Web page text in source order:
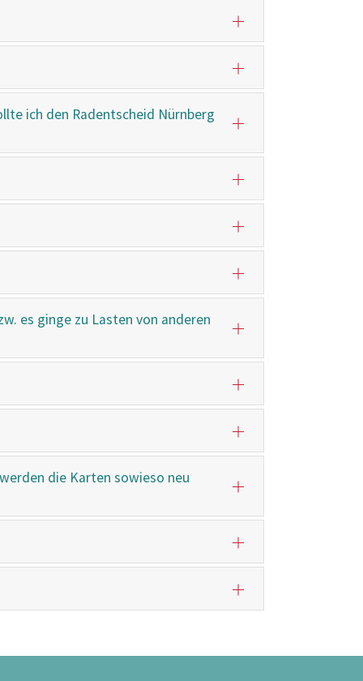
ich den Radentscheid Nürnberg
es ginge zu Lasten von anderen
die Karten sowieso neu